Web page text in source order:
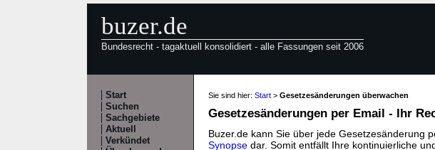
buzer.de
Bundesrecht - tagaktuell konsolidiert - alle Fassungen seit 2006
Start
Suchen
Sachgebiete
Aktuell
Verkündet
Sie sind hier: Start > Gesetzesänderungen überwachen
Gesetzesänderungen per Email - Ihr
Buzer.de kann Sie über jede Gesetzesänderung
Synopse dar. Somit entfällt Ihre kontinuierliche